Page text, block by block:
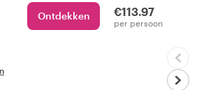
Ontdekken €113.97
per persoon